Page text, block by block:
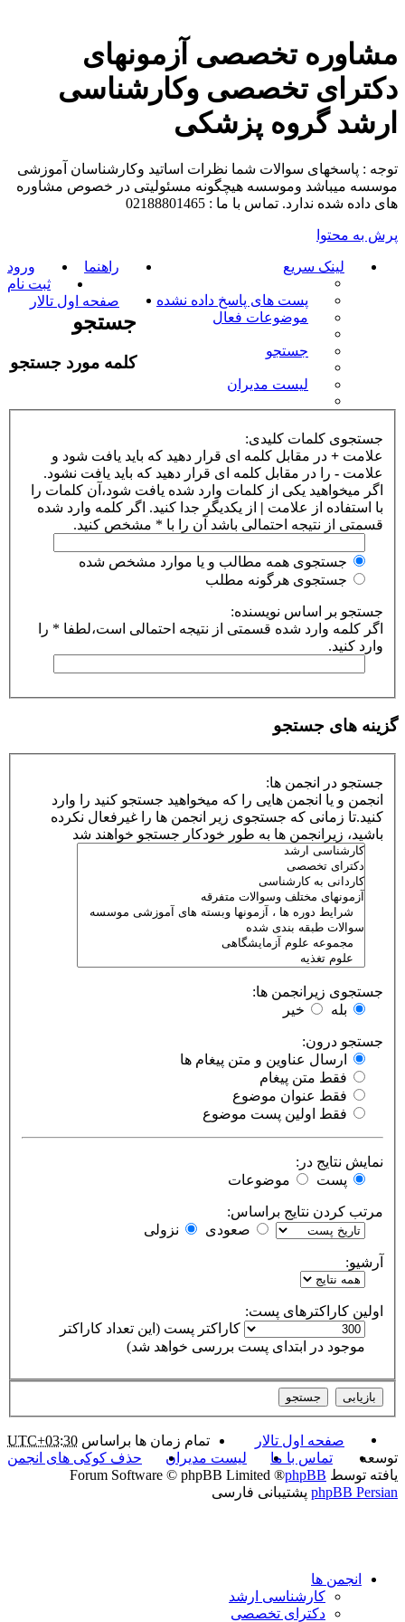
مشاوره تخصصی آزمونهای
دکترای تخصصی وکارشناسی
ارشد گروه پزشکی
توجه : پاسخهای سوالات شما نظرات اساتید وکارشناسان آموزشی
موسسه میباشد وموسسه هیچگونه مسئولیتی در خصوص مشاوره
های داده شده ندارد. تماس با ما : 02188801465
پرش به محتوا
لینک سریع
پست های پاسخ داده نشده
موضوعات فعال
جستجو
لیست مدیران
راهنما
ورود
ثبت نام
صفحه اول تالار
جستجو
کلمه مورد جستجو
جستجوی کلمات کلیدی:
علامت + در مقابل کلمه ای قرار دهید که باید یافت شود و
علامت - را در مقابل کلمه ای قرار دهید که باید یافت نشود.
اگر میخواهید یکی از کلمات وارد شده یافت شود،آن کلمات را
با استفاده از علامت | از یکدیگر جدا کنید. اگر کلمه وارد شده
قسمتی از نتیجه احتمالی باشد آن را با * مشخص کنید.
جستجوی همه مطالب و یا موارد مشخص شده
جستجوی هرگونه مطلب
جستجو بر اساس نویسنده:
اگر کلمه وارد شده قسمتی از نتیجه احتمالی است،لطفا * را
وارد کنید.
گزینه های جستجو
جستجو در انجمن ها:
انجمن و یا انجمن هایی را که میخواهید جستجو کنید را وارد
کنید.تا زمانی که جستجوی زیر انجمن ها را غیرفعال نکرده
باشید، زیرانجمن ها به طور خودکار جستجو خواهند شد
جستجوی زیرانجمن ها:
بله
خیر
جستجو درون:
ارسال عناوین و متن پیغام ها
فقط متن پیغام
فقط عنوان موضوع
فقط اولین پست موضوع
نمایش نتایج در:
پست
موضوعات
مرتب کردن نتایج براساس:
صعودی
نزولی
آرشیو:
اولین کاراکترهای پست:
کاراکتر پست (این تعداد کاراکتر
موجود در ابتدای پست بررسی خواهد شد)
صفحه اول تالار تمام زمان ها براساس UTC+03:30
حذف کوکی های انجمن
لیست مدیران تماس با ما
توسعه
یافته توسط phpBB
® Forum Software © phpBB Limited
phpBB Persian پشتیبانی فارسی
انجمن ها
کارشناسی ارشد
دکترای تخصصی